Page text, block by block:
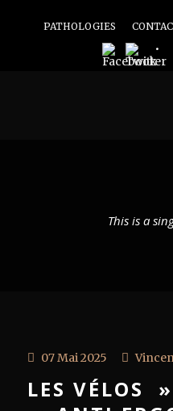
PATHOLOGIES
This is a
07 Mai 2025
LES VÉLOS